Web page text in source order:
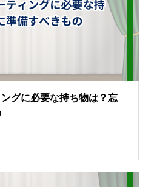
グに必要な持ち物は？忘